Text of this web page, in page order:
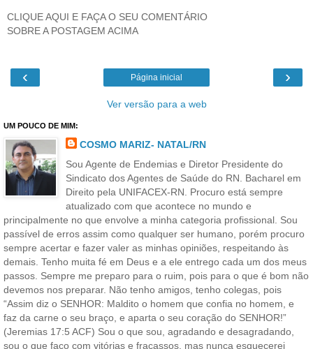
CLIQUE AQUI E FAÇA O SEU COMENTÁRIO
SOBRE A POSTAGEM ACIMA
‹ ›
Página inicial
Ver versão para a web
UM POUCO DE MIM:
COSMO MARIZ- NATAL/RN
Sou Agente de Endemias e Diretor Presidente do
Sindicato dos Agentes de Saúde do RN. Bacharel em
Direito pela UNIFACEX-RN. Procuro está sempre
atualizado com que acontece no mundo e
principalmente no que envolve a minha categoria profissional. Sou
passível de erros assim como qualquer ser humano, porém procuro
sempre acertar e fazer valer as minhas opiniões, respeitando às
demais. Tenho muita fé em Deus e a ele entrego cada um dos meus
passos. Sempre me preparo para o ruim, pois para o que é bom não
devemos nos preparar. Não tenho amigos, tenho colegas, pois
“Assim diz o SENHOR: Maldito o homem que confia no homem, e
faz da carne o seu braço, e aparta o seu coração do SENHOR!”
(Jeremias 17:5 ACF) Sou o que sou, agradando e desagradando,
sou o que faço com vitórias e fracassos, mas nunca esquecerei